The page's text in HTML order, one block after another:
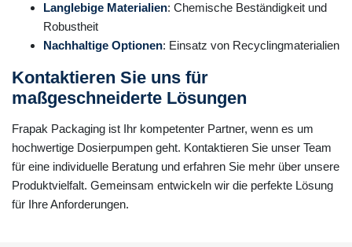
Langlebige Materialien: Chemische Beständigkeit und
Robustheit
Nachhaltige Optionen: Einsatz von Recyclingmaterialien
Kontaktieren Sie uns für
maßgeschneiderte Lösungen
Frapak Packaging ist Ihr kompetenter Partner, wenn es um
hochwertige Dosierpumpen geht. Kontaktieren Sie unser Team
für eine individuelle Beratung und erfahren Sie mehr über unsere
Produktvielfalt. Gemeinsam entwickeln wir die perfekte Lösung
für Ihre Anforderungen.